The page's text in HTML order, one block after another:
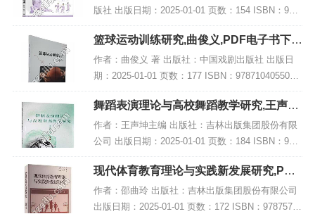
版社 出版日期：2025-01-01 页数：154 ISBN：978
7122456526 电子书大小：254MB [高清扫描版PDF
格式]...
篮球运动训练研究,曲俊义,PDF电子书下
载,网盘资源
作者：曲俊义 著 出版社：中国戏剧出版社 出版日
期：2025-01-01 页数：177 ISBN：9787104055082
电子书大小：263MB [高清扫描版PDF格式] 内容简
介 该著...
舞蹈表演理论与高校舞蹈教学研究,王声坤,
PDF电子书网盘下载
作者：王声坤主编 出版社：吉林出版集团股份有限
公司 出版日期：2025-01-01 页数：184 ISBN：978
7573157027 电子书大小：212MB [高清扫描版PDF
格式] 内容...
现代体育教育理论与实践新发展研究,PDF
电子书下载
作者：邵曲玲 出版社：吉林出版集团股份有限公司
出版日期：2025-01-01 页数：172 ISBN：97875731